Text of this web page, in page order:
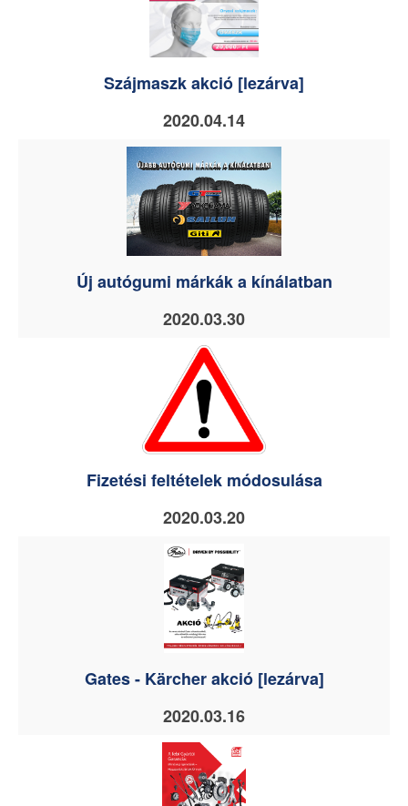
Szájmaszk akció [lezárva]
2020.04.14
Új autógumi márkák a kínálatban
2020.03.30
Fizetési feltételek módosulása
2020.03.20
Gates - Kärcher akció [lezárva]
2020.03.16